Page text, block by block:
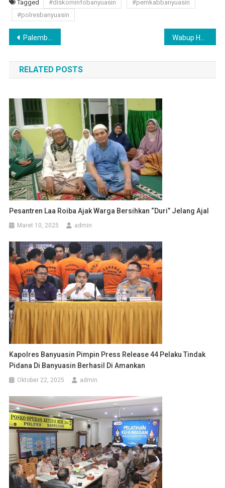
Tagged #diskominfobanyuasin
#pemkabbanyuasin
#polresbanyuasin
Navigasi
pos
Palembang–Betung Makan Korban, Pengendara NMAX Tewas Terjepit di Bawah Truk Wabup Hadiri Pengajian Sakinah Center
RELATED POSTS
Pesantren Laa Roiba Ajak Warga Bersihkan “Duri” Jelang Ajal
Maret 10, 2025 admin
Kapolres Banyuasin Pimpin Press Release 44 Pelaku Tindak
Pidana Di Banyuasin Berhasil Di Amankan
Oktober 22, 2025 admin